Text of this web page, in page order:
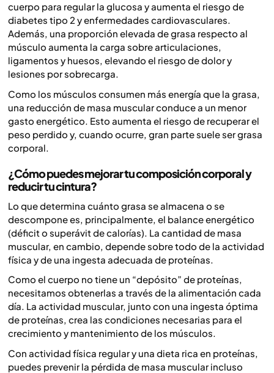
cuerpo para regular la glucosa y aumenta el riesgo de
diabetes tipo 2 y enfermedades cardiovasculares.
Además, una proporción elevada de grasa respecto al
músculo aumenta la carga sobre articulaciones,
ligamentos y huesos, elevando el riesgo de dolor y
lesiones por sobrecarga.
Como los músculos consumen más energía que la grasa,
una reducción de masa muscular conduce a un menor
gasto energético. Esto aumenta el riesgo de recuperar el
peso perdido y, cuando ocurre, gran parte suele ser grasa
corporal.
¿Cómo puedes mejorar tu composición corporal y
reducir tu cintura?
Lo que determina cuánto grasa se almacena o se
descompone es, principalmente, el balance energético
(déficit o superávit de calorías). La cantidad de masa
muscular, en cambio, depende sobre todo de la actividad
física y de una ingesta adecuada de proteínas.
Como el cuerpo no tiene un “depósito” de proteínas,
necesitamos obtenerlas a través de la alimentación cada
día. La actividad muscular, junto con una ingesta óptima
de proteínas, crea las condiciones necesarias para el
crecimiento y mantenimiento de los músculos.
Con actividad física regular y una dieta rica en proteínas,
puedes prevenir la pérdida de masa muscular incluso